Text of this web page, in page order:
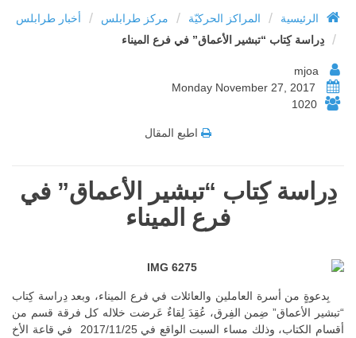
الرئيسية / المراكز الحركيّة / مركز طرابلس / أخبار طرابلس
/ دِراسة كِتاب “تبشير الأعماق” في فرع الميناء
1020
اطبع المقال
دِراسة كِتاب “تبشير الأعماق” في
فرع الميناء
بِدعوةٍ من أسرة العاملين والعائلات في فرع الميناء، وبعد دِراسة كِتاب
“تبشير الأعماق” ضِمن الفِرق، عُقِدَ لِقاءٌ عَرضت خلاله كل فرقة قسم من
أقسام الكتاب، وذلك مساء السبت الواقع في 2017/11/25 في قاعة الأخ